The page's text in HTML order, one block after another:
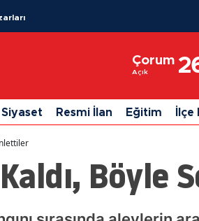
Çorum
AçıkAdıyaman
Ağrı
Ankara
Antalya
Siyaset Resmi İlan Eğitim
Böyle